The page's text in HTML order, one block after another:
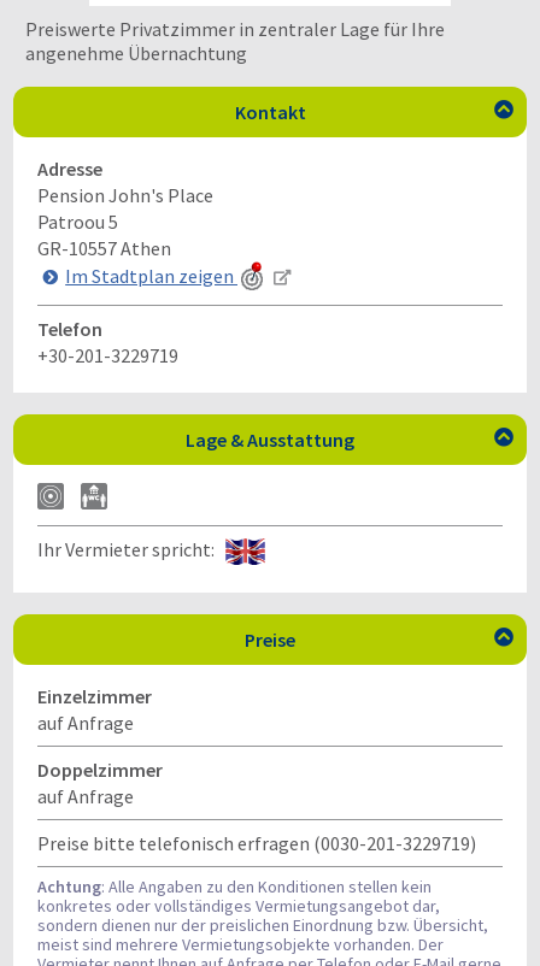
Preiswerte Privatzimmer in zentraler Lage für Ihre
angenehme Übernachtung
Kontakt 
Adresse
Pension John's Place
Patroou 5
GR-10557Athen
Im Stadtplan zeigen
Telefon
+30-201-3229719
Lage & Ausstattung 
Ihr Vermieter spricht:
Preise 
Einzelzimmer
auf Anfrage
Doppelzimmer
auf Anfrage
Preise bitte telefonisch erfragen (0030-201-3229719)
Achtung: Alle Angaben zu den Konditionen stellen kein
konkretes oder vollständiges Vermietungsangebot dar,
sondern dienen nur der preislichen Einordnung bzw. Übersicht,
meist sind mehrere Vermietungsobjekte vorhanden. Der